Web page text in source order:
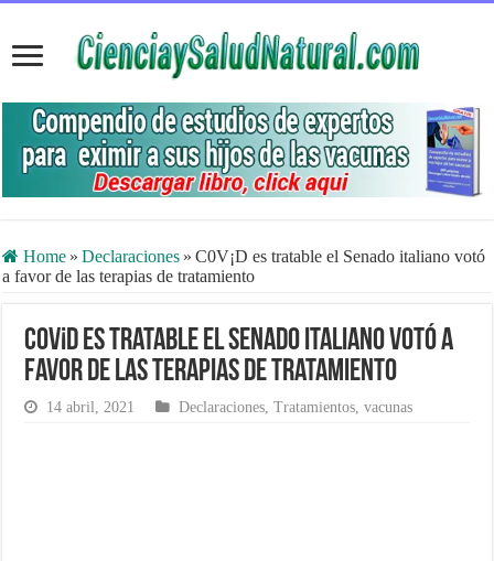
Home » Declaraciones » C0V¡D es tratable el Senado italiano votó
a favor de las terapias de tratamiento
C0V¡D es tratable el Senado italiano votó a
favor de las terapias de tratamiento
14 abril, 2021 Declaraciones ,Tratamientos ,vacunas